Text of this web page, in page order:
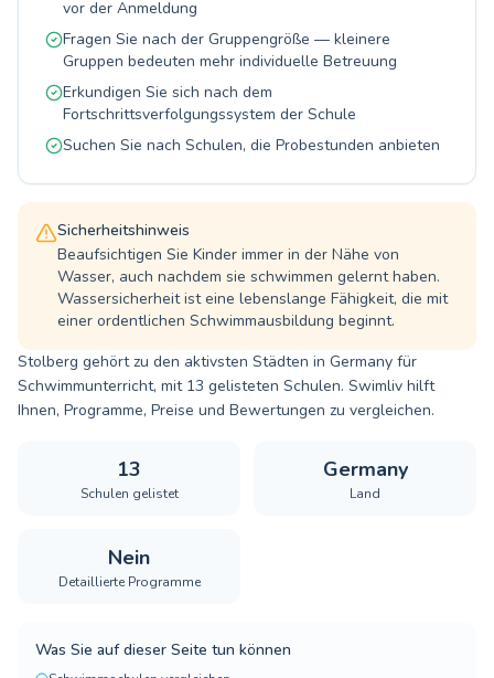
darauf, auch Sie bald im Schwimmbecken
begrüßen zu dürfen.
vor der Anmeldung
Fragen Sie nach der Gruppengröße — kleinere
Gruppen bedeuten mehr individuelle Betreuung
Erkundigen Sie sich nach dem
Fortschrittsverfolgungssystem der Schule
Suchen Sie nach Schulen, die Probestunden anbieten
Sicherheitshinweis
Beaufsichtigen Sie Kinder immer in der Nähe von
Wasser, auch nachdem sie schwimmen gelernt haben.
Wassersicherheit ist eine lebenslange Fähigkeit, die mit
einer ordentlichen Schwimmausbildung beginnt.
Stolberg gehört zu den aktivsten Städten in Germany für
Schwimmunterricht, mit 13 gelisteten Schulen. Swimliv hilft
Ihnen, Programme, Preise und Bewertungen zu vergleichen.
13
Schulen gelistet
Germany
Land
Nein
Detaillierte Programme
Was Sie auf dieser Seite tun können